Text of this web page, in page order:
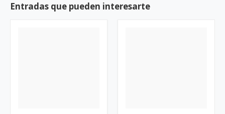
Entradas que pueden interesarte